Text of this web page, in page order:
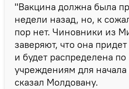
"Вакцина должна была
недели назад, но, к
пор нет. Чиновники из
заверяют, что она
и будет распределена
учреждениям для
сказал Молдовану.